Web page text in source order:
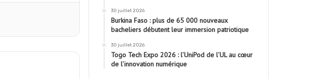
30 juillet 2026
Burkina Faso : plus de 65 000 nouveaux
bacheliers débutent leur immersion patriotique
30 juillet 2026
Togo Tech Expo 2026 : l’UniPod de l’UL au cœur
de l’innovation numérique